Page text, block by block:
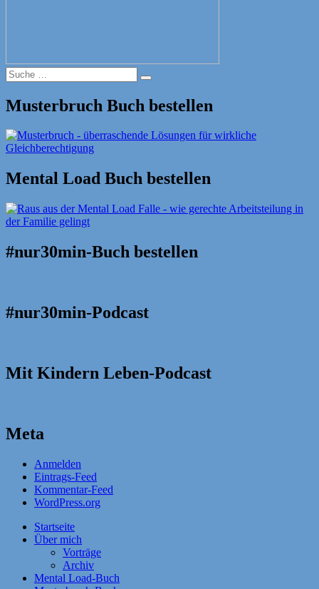
Suche
nach:
Suche
Musterbruch Buch bestellen
Mental Load Buch bestellen
#nur30min-Buch bestellen
#nur30min-Podcast
Mit Kindern Leben-Podcast
Meta
Anmelden
Eintrags-Feed
Kommentar-Feed
WordPress.org
Startseite
Über mich
Vorträge
Archiv
Mental Load-Buch